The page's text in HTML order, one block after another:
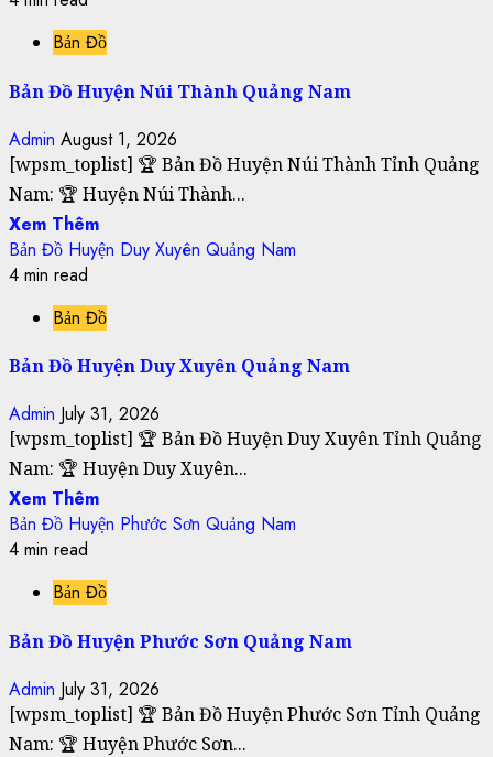
Bản Đồ
Bản Đồ Huyện Núi Thành Quảng Nam
Admin August 1, 2026
[wpsm_toplist] 🏆 Bản Đồ Huyện Núi Thành Tỉnh Quảng
Nam: 🏆 Huyện Núi Thành...
Xem Thêm
Bản Đồ Huyện Duy Xuyên Quảng Nam
4 min read
Bản Đồ
Bản Đồ Huyện Duy Xuyên Quảng Nam
Admin July 31, 2026
[wpsm_toplist] 🏆 Bản Đồ Huyện Duy Xuyên Tỉnh Quảng
Nam: 🏆 Huyện Duy Xuyên...
Xem Thêm
Bản Đồ Huyện Phước Sơn Quảng Nam
4 min read
Bản Đồ
Bản Đồ Huyện Phước Sơn Quảng Nam
Admin July 31, 2026
[wpsm_toplist] 🏆 Bản Đồ Huyện Phước Sơn Tỉnh Quảng
Nam: 🏆 Huyện Phước Sơn...